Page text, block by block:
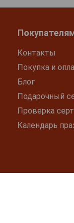
Контакты
Покупка и
Блог
Подарочный
Проверка
Календарь